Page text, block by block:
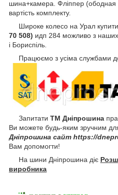
шина+камера. Фліппер (ободная
вартість комплекту.
Широке колесо на Урал
70 508) идп 284 можливо з
і Бориспіль.
Працюємо з усіма службами
Запитати ТМ Дніпрошина
Ви можете будь-яким зручним
Дніпрошина сайт https://
Вам допомогти!
На шини Дніпрошина діє
виробника